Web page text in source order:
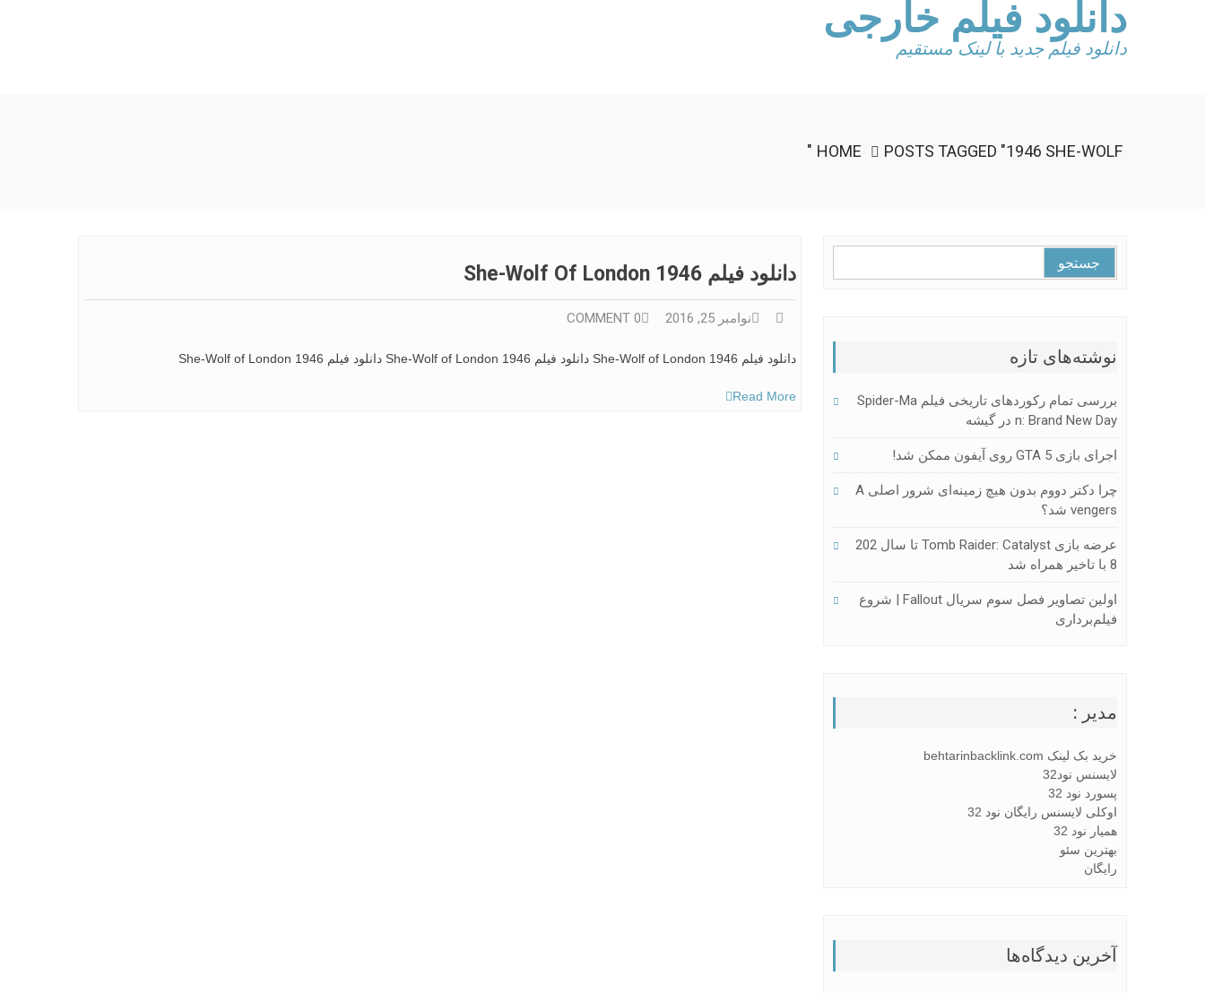
دانلود فیلم خارجی
دانلود فیلم جدید با لینک مستقیم
HOME POSTS TAGGED "1946 SHE-WOLF"
دانلود فیلم She-Wolf Of London 1946
نوامبر 25, 2016 0 COMMENT
دانلود فیلم She-Wolf of London 1946 دانلود فیلم She-Wolf of London 1946 دانلود فیلم She-Wolf of London 1946
Read More
برای:
نوشته‌های تازه
بررسی تمام رکوردهای تاریخی فیلم Spider-Ma
N: Brand New Day در گیشه
اجرای بازی GTA 5 روی آیفون ممکن شد!
چرا دکتر دووم بدون هیچ زمینه‌ای شرور اصلی A
Vengers شد؟
عرضه بازی Tomb Raider: Catalyst تا سال 202
8 با تاخیر همراه شد
اولین تصاویر فصل سوم سریال Fallout | شروع
فیلم‌برداری
مدیر :
خرید بک لینک behtarinbacklink.com
لایسنس نود32
پسورد نود 32
اوکلی لایسنس رایگان نود 32
همیار نود 32
بهترین سئو
رایگان
آخرین دیدگاه‌ها